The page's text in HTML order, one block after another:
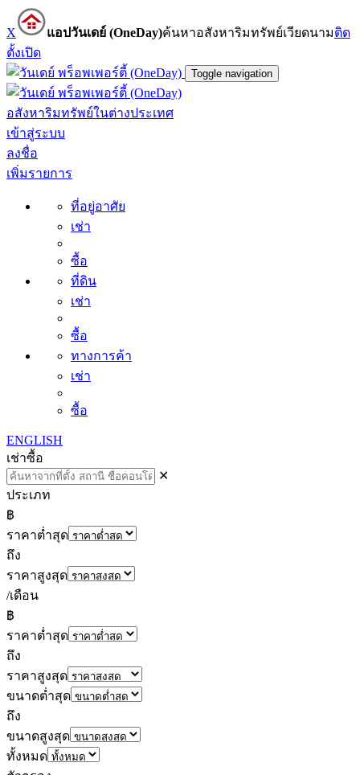
X แอปวันเดย์ (OneDay)ค้นหาอสังหาริมทรัพย์เวียดนามติด
ตั้งเปิด
Toggle navigation
อสังหาริมทรัพย์ในต่างประเทศ
เข้าสู่ระบบ
ลงชื่อ
เพิ่มรายการ
ที่อยู่อาศัย
เช่า
ซื้อ
ที่ดิน
เช่า
ซื้อ
ทางการค้า
เช่า
ซื้อ
ENGLISH
เช่าซื้อ
✕
ประเภท
฿
ราคาต่ำสุด
ถึง
ราคาสูงสุด
/เดือน
฿
ราคาต่ำสุด
ถึง
ราคาสูงสุด
ขนาดต่ำสุด
ถึง
ขนาดสูงสุด
ทั้งหมด